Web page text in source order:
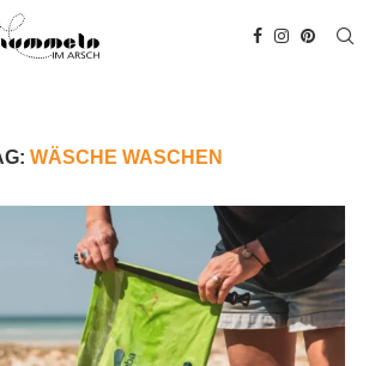
WÄSCHE WASCHEN